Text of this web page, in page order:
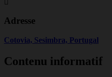
Adresse
Cotovia, Sesimbra, Portugal
Contenu informatif